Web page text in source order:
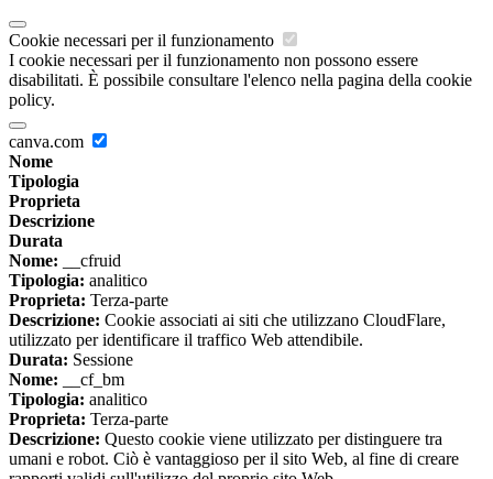
Cookie necessari per il funzionamento
I cookie necessari per il funzionamento non possono essere
disabilitati. È possibile consultare l'elenco nella pagina della cookie
policy.
canva.com
Nome
Tipologia
Proprieta
Descrizione
Durata
Nome: __cfruid
Tipologia: analitico
Proprieta: Terza-parte
Descrizione: Cookie associati ai siti che utilizzano CloudFlare,
utilizzato per identificare il traffico Web attendibile.
Durata: Sessione
Nome: __cf_bm
Tipologia: analitico
Proprieta: Terza-parte
Descrizione: Questo cookie viene utilizzato per distinguere tra
umani e robot. Ciò è vantaggioso per il sito Web, al fine di creare